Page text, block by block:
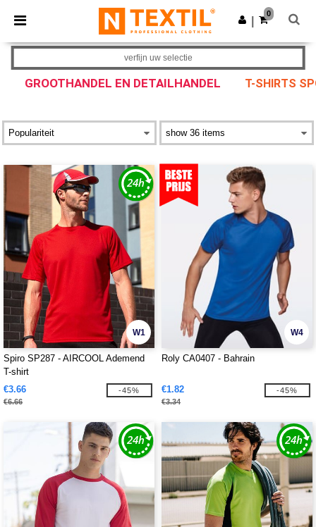
× Ntextil-app
Betere prijzen in de app!
Download app
0
GROOTHANDEL EN DETAILHANDEL T-SHIRTS
verfijn uw selectie
W1
Spiro SP287 - AIRCOOL Ademend
T-shirt
€3.66
€6.66
-45%
W4
Roly CA0407 - Bahrain
€1.82
€3.34
-45%